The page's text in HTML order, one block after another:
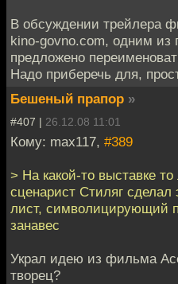
В обсуждении трейлера
kino-govno.com, одним из
предложено
Надо приберечь для,
Бешеный прапор »
#407 | 26.12.08 11:01
Кому: max117, #389
> На какой-то выставке
сценарист Стиляг
лист, символицирующий
занавес
Украл идею из фильма
творец?